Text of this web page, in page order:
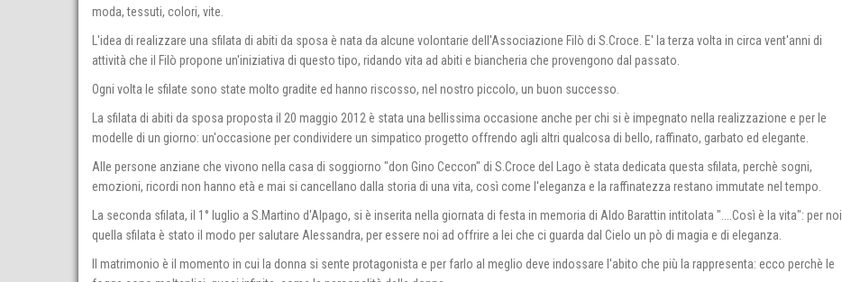
moda, tessuti, colori, vite.
L'idea di realizzare una sfilata di abiti da sposa è nata da alcune volontarie dell'Associazione Filò di S.Croce. E' la terza volta in circa vent'anni di
attività che il Filò propone un'iniziativa di questo tipo, ridando vita ad abiti e biancheria che provengono dal passato.
Ogni volta le sfilate sono state molto gradite ed hanno riscosso, nel nostro piccolo, un buon successo.
La sfilata di abiti da sposa proposta il 20 maggio 2012 è stata una bellissima occasione anche per chi si è impegnato nella realizzazione e per le
modelle di un giorno: un'occasione per condividere un simpatico progetto offrendo agli altri qualcosa di bello, raffinato, garbato ed elegante.
Alle persone anziane che vivono nella casa di soggiorno "don Gino Ceccon" di S.Croce del Lago è stata dedicata questa sfilata, perchè sogni,
emozioni, ricordi non hanno età e mai si cancellano dalla storia di una vita, così come l'eleganza e la raffinatezza restano immutate nel tempo.
La seconda sfilata, il 1° luglio a S.Martino d'Alpago, si è inserita nella giornata di festa in memoria di Aldo Barattin intitolata "....Così è la vita": per noi
quella sfilata è stato il modo per salutare Alessandra, per essere noi ad offrire a lei che ci guarda dal Cielo un pò di magia e di eleganza.
Il matrimonio è il momento in cui la donna si sente protagonista e per farlo al meglio deve indossare l'abito che più la rappresenta: ecco perchè le